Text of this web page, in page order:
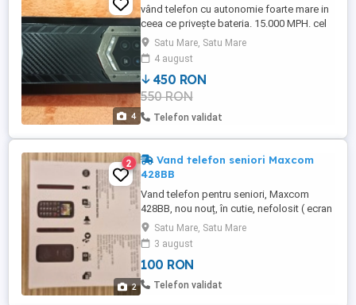
4
vând telefon cu autonomie foarte mare in
ceea ce privește bateria. 15.000 MPH. cel
puțin 4 zile de autonomie. pe lângă
telefon ofer și o folie privacy
Satu Mare, Satu Mare
4 august
450 RON
550 RON
Telefon validat
2
2
Vand telefon seniori Maxcom
428BB
Vand telefon pentru seniori, Maxcom
428BB, nou nouț, în cutie, nefolosit ( ecran
color, butoane mari, dual sim, difuzor,
radio etc). Pret 100 ron. Transport prin
curier (+ taxa de transport) sau predare
personală în Satu Mare.
Satu Mare, Satu Mare
3 august
100 RON
Telefon validat